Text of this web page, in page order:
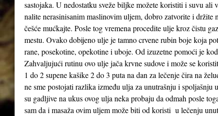
sastojaka. U nedostatku sveže biljke možete koristiti i suvu
nalite nerasinisanim maslinovim uljem, dobro zatvorite i držite
češće mućkajte. Posle tog vremena procedite ulje kroz čistu
mestu. Ovako dobijeno ulje je tamno crvene rubin boje koja
rane, posekotine, opekotine i uboje. Od izuzetne pomoći je
Zahvaljujući rutinu ovo ulje jača krvne sudove i može se
1 do 2 supene kašike 2 do 3 puta na dan za lečenje čira na
ne sme postojati razlika između ulja za unutrašnju i spoljašnju
su gadljive na ukus ovog ulja neka probaju da odmah posle
sam da i masaža ovim uljem može biti od koristi u lečenju